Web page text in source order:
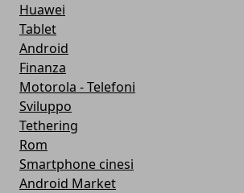
Huawei
Tablet
Android
Finanza
Motorola - Telefoni
Sviluppo
Tethering
Rom
Smartphone cinesi
Android Market